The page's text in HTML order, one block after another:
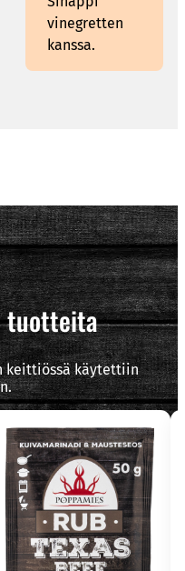
vinegretten
kanssa.
tuotteita
keittiössä käytettiin